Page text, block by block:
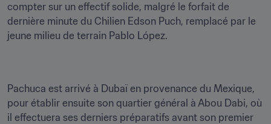
compter sur un effectif solide, malgré le forfait de
dernière minute du Chilien Edson Puch, remplacé par le
jeune milieu de terrain Pablo López.
Pachuca est arrivé à Dubaï en provenance du Mexique,
pour établir ensuite son quartier général à Abou Dabi, où
il effectuera ses derniers préparatifs avant son premier